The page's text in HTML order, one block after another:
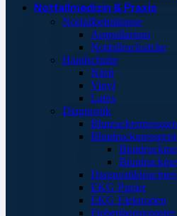
Notfallmedizin & Praxis
Notfallbehältnisse
Ampullarium
Notfallrucksäcke
Handschuhe
Nitril
Vinyl
Latex
Diagnostik
Diagnostikleuchten
EKG Papier
EKG Elektroden
Fieberthermometer